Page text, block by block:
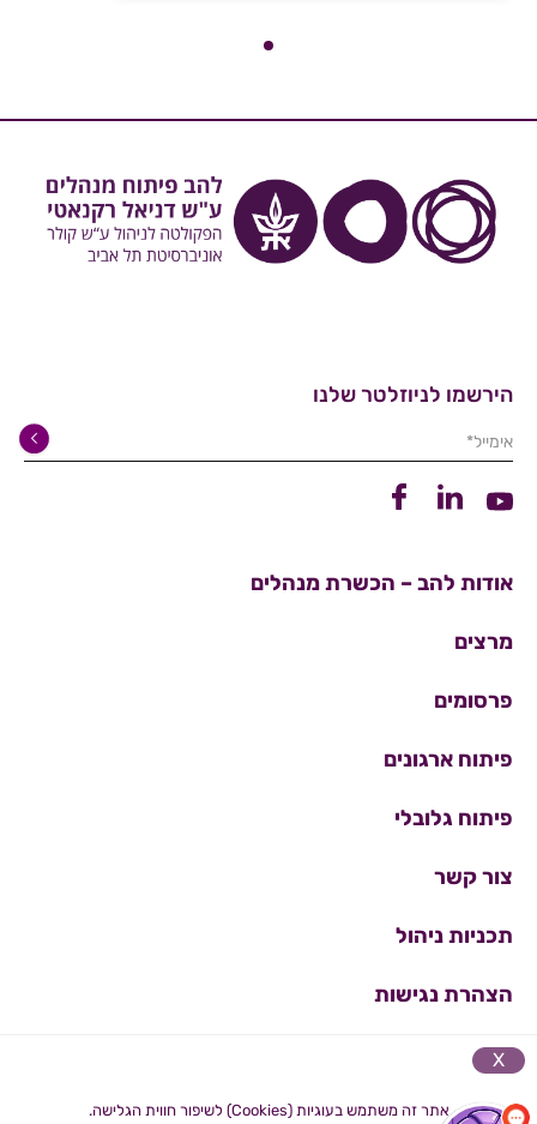
X
אתר זה משתמש בעוגיות (Cookies) לשיפור חווית הגלישה.
הירשמו לניוזלטר שלנו
אימייל*
קישור ליוטיובקישור ללינקדיןקישור לפייסבוק
אודות להב – הכשרת מנהלים
מרצים
פרסומים
פיתוח ארגונים
פיתוח גלובלי
צור קשר
תכניות ניהול
הצהרת נגישות
מדיניות פרטיות